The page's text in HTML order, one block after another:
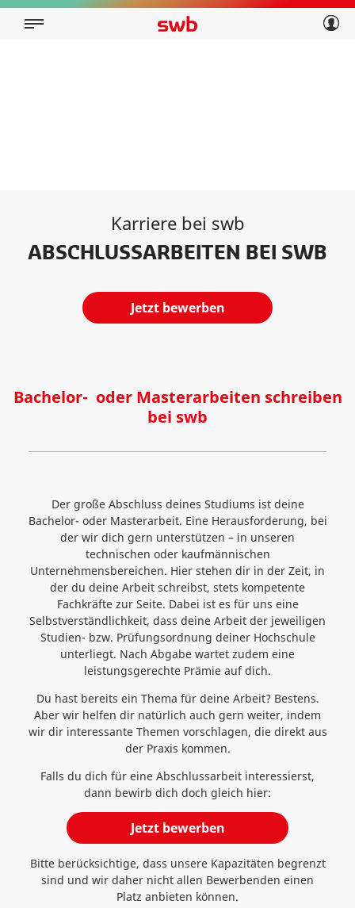
Privatkunden
Karriere bei swb
ABSCHLUSSARBEITEN BEI SWB
Jetzt bewerben
Bachelor- oder Masterarbeiten schreiben
bei swb
Der große Abschluss deines Studiums ist deine
Bachelor- oder Masterarbeit. Eine Herausforderung, bei
der wir dich gern unterstützen – in unseren
technischen oder kaufmännischen
Unternehmensbereichen. Hier stehen dir in der Zeit, in
der du deine Arbeit schreibst, stets kompetente
Fachkräfte zur Seite. Dabei ist es für uns eine
Selbstverständlichkeit, dass deine Arbeit der jeweiligen
Studien- bzw. Prüfungsordnung deiner Hochschule
unterliegt. Nach Abgabe wartet zudem eine
leistungsgerechte Prämie auf dich.
Du hast bereits ein Thema für deine Arbeit? Bestens.
Aber wir helfen dir natürlich auch gern weiter, indem
wir dir interessante Themen vorschlagen, die direkt aus
der Praxis kommen.
Falls du dich für eine Abschlussarbeit interessierst,
dann bewirb dich doch gleich hier:
Jetzt bewerben
Bitte berücksichtige, dass unsere Kapazitäten begrenzt
sind und wir daher nicht allen Bewerbenden einen
Platz anbieten können.